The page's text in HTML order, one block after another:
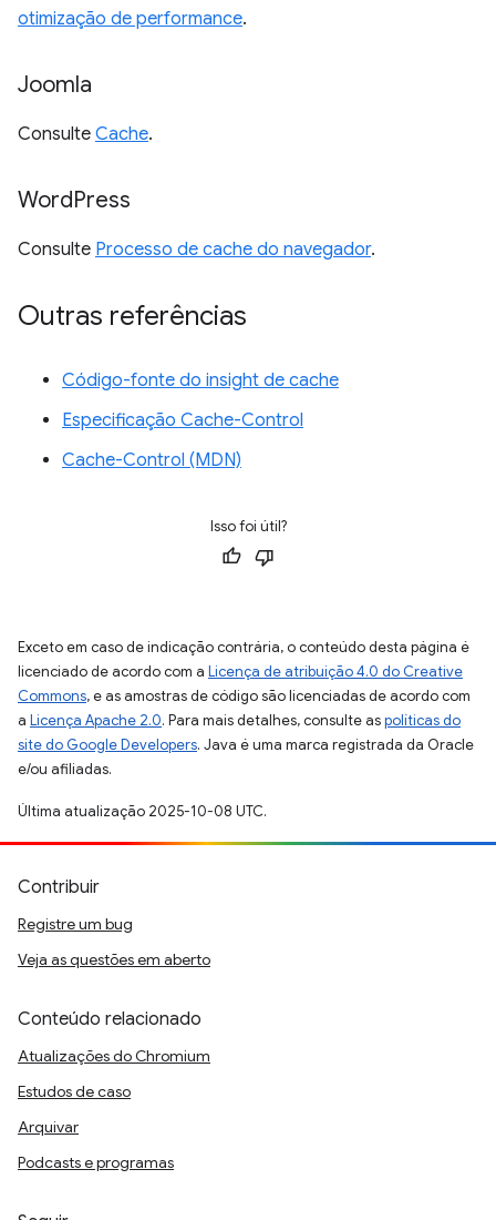
otimização de performance.
Joomla
Consulte Cache.
WordPress
Consulte Processo de cache do navegador.
Outras referências
Código-fonte do insight de cache
Especificação Cache-Control
Cache-Control (MDN)
Isso foi útil?
Exceto em caso de indicação contrária, o conteúdo desta página é
licenciado de acordo com a Licença de atribuição 4.0 do Creative
Commons, e as amostras de código são licenciadas de acordo com
a Licença Apache 2.0. Para mais detalhes, consulte aspolíticas do
site do Google Developers. Java é uma marca registrada da Oracle
e/ou afiliadas.
Última atualização 2025-10-08 UTC.
Contribuir
Registre um bug
Veja as questões em aberto
Conteúdo relacionado
Atualizações do Chromium
Estudos de caso
Arquivar
Podcasts e programas